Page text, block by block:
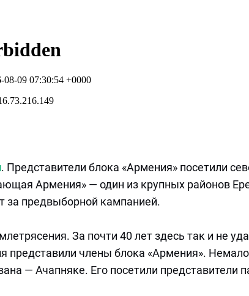
. Представители блока «Армения» посетили
Армения» — один из крупных районов
за предвыборной кампанией.
За почти 40 лет здесь так и не
представили члены блока «Армения». Немало
— Ачапняке. Его посетили представители